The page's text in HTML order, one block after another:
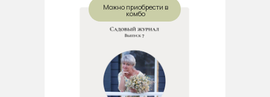
Можно приобрести в
комбо